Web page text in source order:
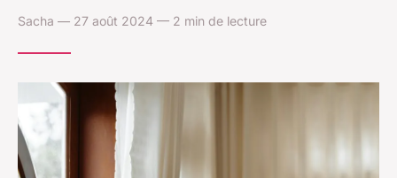
Sacha — 27 août 2024 — 2 min de lecture